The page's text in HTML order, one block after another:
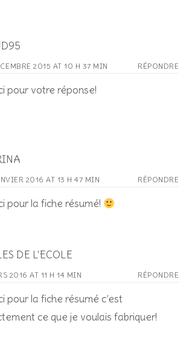
2015 AT 10 H 37 MIN RÉPONDRE
pour votre réponse!
2016 AT 13 H 47 MIN RÉPONDRE
pour la fiche résumé!
DE L'ECOLE
2016 AT 11 H 14 MIN RÉPONDRE
pour la fiche résumé c’est
ce que je voulais fabriquer!